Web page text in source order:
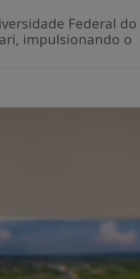
Federal do
impulsionando o